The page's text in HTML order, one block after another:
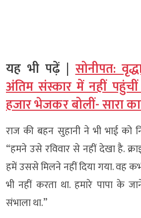
यह भी पढ़ें |सोनीपत:
अंतिम संस्कार में नहीं पहुंचीं
हजार भेजकर बोलीं- सारा
राज की बहन सुहानी ने भी भाई को
“हमने उसे रविवार से नहीं देखा है.
हमें उससे मिलने नहीं दिया गया. वह
भी नहीं करता था. हमारे पापा के
संभाला था.”